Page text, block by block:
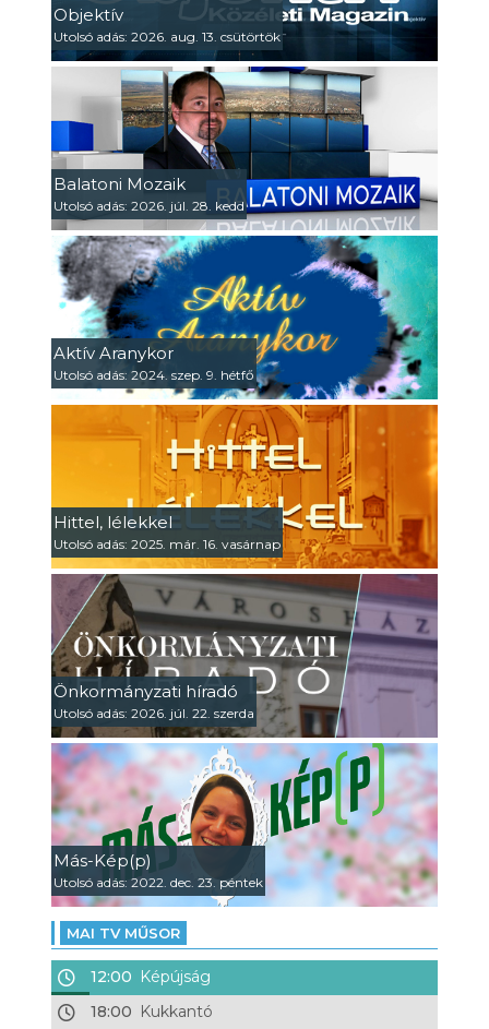
Objektív
Utolsó adás: 2026. aug. 13. csütörtök
Balatoni Mozaik
Utolsó adás: 2026. júl. 28. kedd
Aktív Aranykor
Utolsó adás: 2024. szep. 9. hétfő
Hittel, lélekkel
Utolsó adás: 2025. már. 16. vasárnap
Önkormányzati híradó
Utolsó adás: 2026. júl. 22. szerda
Más-Kép(p)
Utolsó adás: 2022. dec. 23. péntek
MAI TV MŰSOR
12:00 Képújság
18:00 Kukkantó